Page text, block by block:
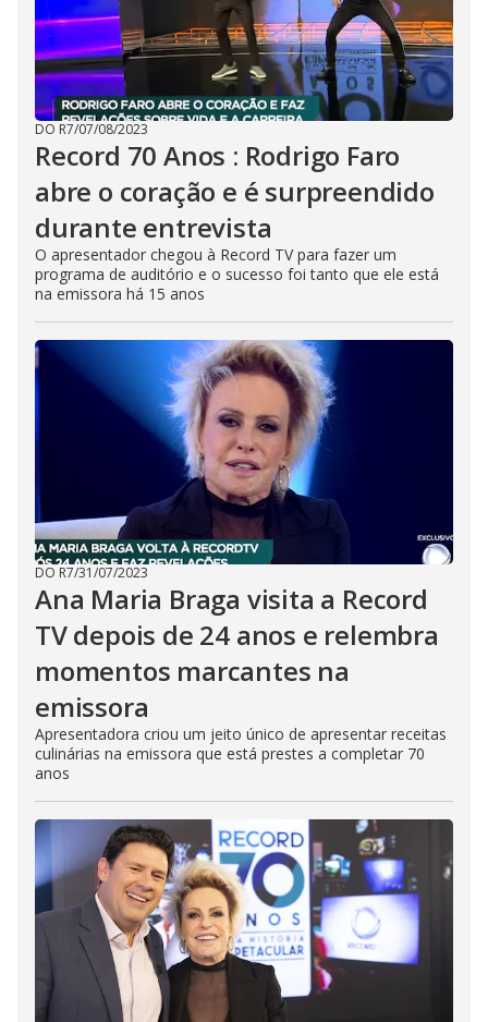
DO R7/07/08/2023
Record 70 Anos : Rodrigo Faro
abre o coração e é surpreendido
durante entrevista
O apresentador chegou à Record TV para fazer um
programa de auditório e o sucesso foi tanto que ele está
na emissora há 15 anos
DO R7/31/07/2023
Ana Maria Braga visita a Record
TV depois de 24 anos e relembra
momentos marcantes na
emissora
Apresentadora criou um jeito único de apresentar receitas
culinárias na emissora que está prestes a completar 70
anos